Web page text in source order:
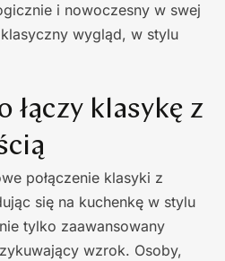
i nowoczesny w swej
wygląd, w stylu
łączy klasykę z
połączenie klasyki z
się na kuchenkę w stylu
tylko zaawansowany
wzrok. Osoby,